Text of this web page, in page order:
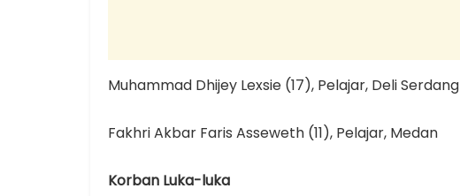
Muhammad Dhijey Lexsie (17), Pelajar, Deli Serdang
Fakhri Akbar Faris Asseweth (11), Pelajar, Medan
Korban Luka-luka